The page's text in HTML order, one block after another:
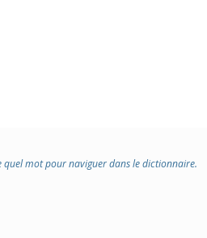
quel mot pour naviguer dans le dictionnaire.